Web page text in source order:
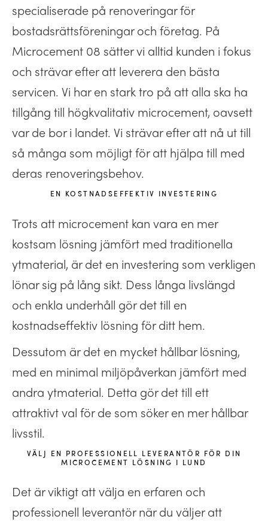
specialiserade på renoveringar för
bostadsrättsföreningar och företag. På
Microcement 08 sätter vi alltid kunden i fokus
och strävar efter att leverera den bästa
servicen. Vi har en stark tro på att alla ska ha
tillgång till högkvalitativ microcement, oavsett
var de bor i landet. Vi strävar efter att nå ut till
så många som möjligt för att hjälpa till med
deras renoveringsbehov.
EN KOSTNADSEFFEKTIV INVESTERING
Trots att microcement kan vara en mer
kostsam lösning jämfört med traditionella
ytmaterial, är det en investering som verkligen
lönar sig på lång sikt. Dess långa livslängd
och enkla underhåll gör det till en
kostnadseffektiv lösning för ditt hem.
Dessutom är det en mycket hållbar lösning,
med en minimal miljöpåverkan jämfört med
andra ytmaterial. Detta gör det till ett
attraktivt val för de som söker en mer hållbar
livsstil.
VÄLJ EN PROFESSIONELL LEVERANTÖR FÖR DIN
MICROCEMENT LÖSNING I LUND
Det är viktigt att välja en erfaren och
professionell leverantör när du väljer att